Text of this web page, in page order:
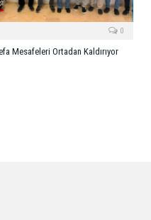
0
Mesafeleri Ortadan Kaldırıyor